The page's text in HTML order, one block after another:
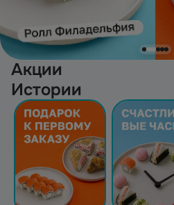
Акции
Истории